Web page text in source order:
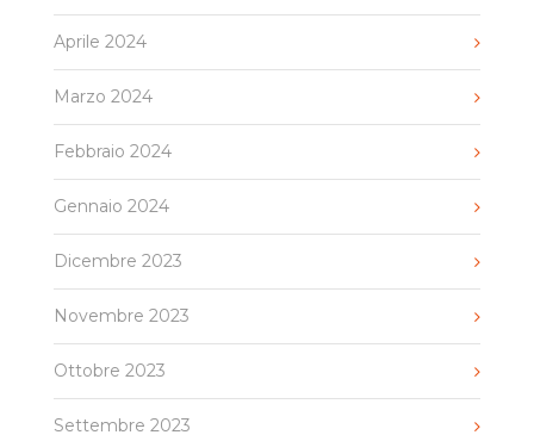
Aprile 2024
Marzo 2024
Febbraio 2024
Gennaio 2024
Dicembre 2023
Novembre 2023
Ottobre 2023
Settembre 2023